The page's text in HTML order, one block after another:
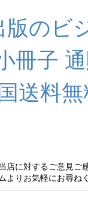
版のビ
冊子
国送料
店に対するご意見ご
よりお気軽にお尋ね